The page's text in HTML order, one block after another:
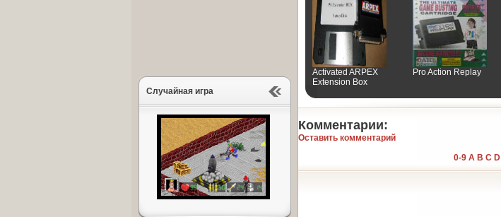
Случайная игра
Activated ARPEX
Extension Box
Pro Action Replay
Комментарии:
Оставить комментарий
0-9 A B C D